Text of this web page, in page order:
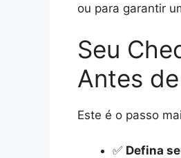
ou para garantir
Seu
Antes
Este é o passo
✅ Defina